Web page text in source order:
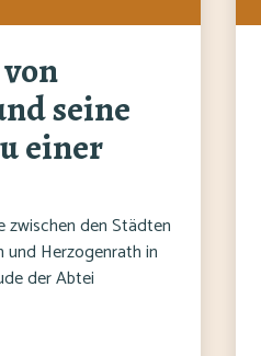
seine
einer
zwischen den Städten
und Herzogenrath in
der Abtei